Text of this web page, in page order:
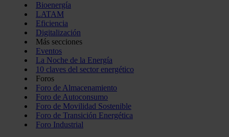
Bioenergía
LATAM
Eficiencia
Digitalización
Más secciones
Eventos
La Noche de la Energía
10 claves del sector energético
Foros
Foro de Almacenamiento
Foro de Autoconsumo
Foro de Movilidad Sostenible
Foro de Transición Energética
Foro Industrial